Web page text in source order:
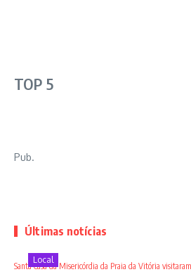
TOP 5
Pub.
Últimas notícias
Local
Santa Casa da Misericórdia da Praia da Vitória